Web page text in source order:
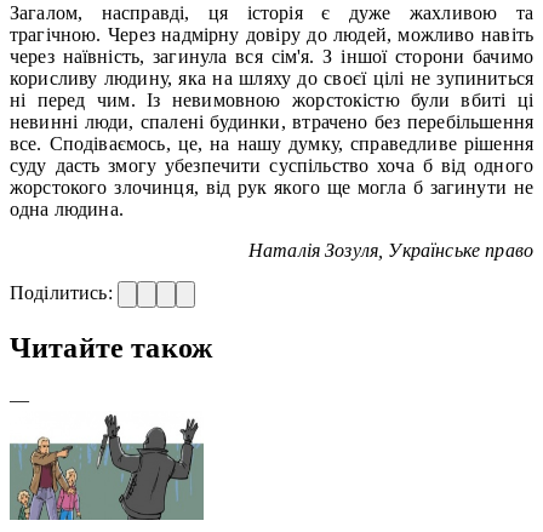
Загалом, насправді, ця історія є дуже жахливою та
трагічною. Через надмірну довіру до людей, можливо навіть
через наївність, загинула вся сім'я. З іншої сторони бачимо
корисливу людину, яка на шляху до своєї цілі не зупиниться
ні перед чим. Із невимовною жорстокістю були вбиті ці
невинні люди, спалені будинки, втрачено без перебільшення
все. Сподіваємось, це, на нашу думку, справедливе рішення
суду дасть змогу убезпечити суспільство хоча б від одного
жорстокого злочинця, від рук якого ще могла б загинути не
одна людина.
Наталія Зозуля, Українське право
Поділитись:
Читайте також
—